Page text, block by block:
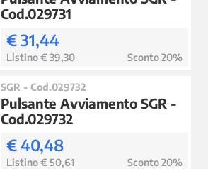
Cod.029731
€ 31,44
Listino€ 39,30 Sconto 20%
SGR - Cod.029732
Pulsante Avviamento SGR -
Cod.029732
€ 40,48
Listino€ 50,61 Sconto 20%